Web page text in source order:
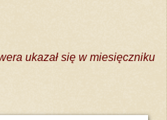
ukazał się w miesięczniku